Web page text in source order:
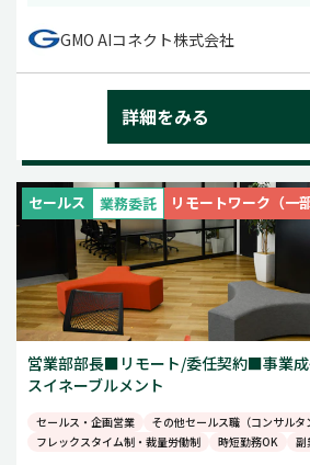
GMO AIコネクト株式会社
詳細をみる
セールス 業務委託 リモートワーク（一
営業部部長■リモート/委任契約■事業
スイネーブルメント
セールス・企画営業
その他セールス職（コンサルタ
フレックスタイム制・裁量労働制
時短勤務OK 副